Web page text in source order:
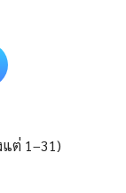
แต่ 1–31)